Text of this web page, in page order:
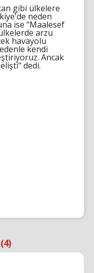
gibi ülkelere
neden
ise "Maalesef
arzu
havayolu
kendi
Ancak
dedi.